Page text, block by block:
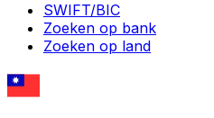
SWIFT/BIC
Zoeken op bank
Zoeken op land